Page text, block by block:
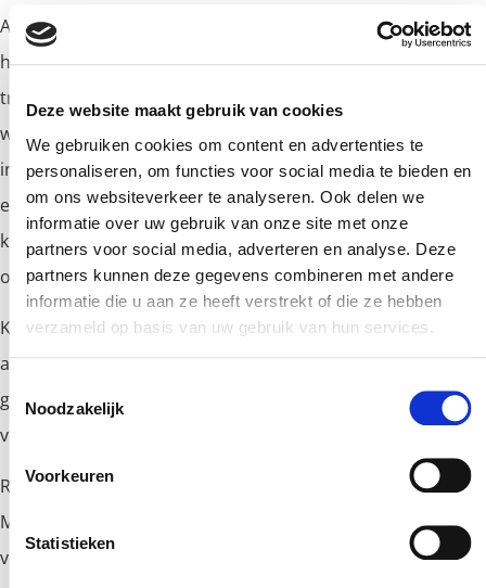
Deze website maakt gebruik van cookies
We gebruiken cookies om content en advertenties te
personaliseren, om functies voor social media te bieden en
om ons websiteverkeer te analyseren. Ook delen we
informatie over uw gebruik van onze site met onze
partners voor social media, adverteren en analyse. Deze
partners kunnen deze gegevens combineren met andere
informatie die u aan ze heeft verstrekt of die ze hebben
verzameld op basis van uw gebruik van hun services.
Noodzakelijk
Voorkeuren
Statistieken
Astro Controls staat al sinds jaar en dag bekend om de
hoogwaardige pneumatische componenten en de stoot &
trillingstechnologie. Echter bieden wij meer dan dat! De
wereld focust zich steeds meer op robots die makkelijk te
integreren zijn. Daarnaast bewegen we steeds meer
elektrisch aangedreven systemen. Over beide bewegingen
kunnen wij meedenken en u helpen we u graag bij deze
overgang.
Kom langs voor het zien van de evolutie in de
automatiseringsoplossingen, een goede bak koffie, en een
goed gesprek over uw actuele projecten en prangende
vraagstukken.
Registreren voor een bezoek aan de vision Robotics &
Motion kan nu gratis via onderstaande link. We
verwelkomen u graag op onze stand.